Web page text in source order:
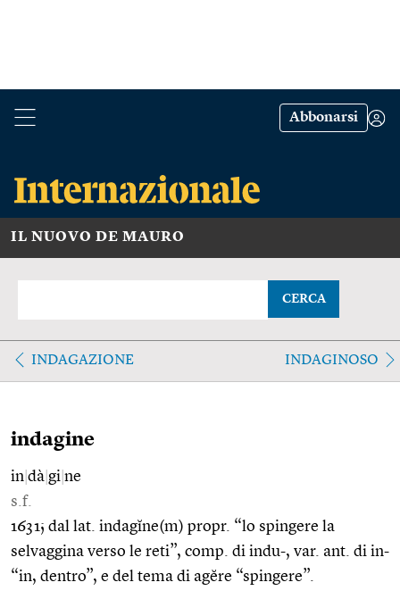
Abbonarsi
IL NUOVO DE MAURO
CERCA
INDAGAZIONE INDAGINOSO
indagine
in dà gi ne
s.f.
1631; dal lat. indagĭne(m) propr. “lo spingere la
selvaggina verso le reti”, comp. di indu-, var. ant. di in-
“in, dentro”, e del tema di agĕre “spingere”.